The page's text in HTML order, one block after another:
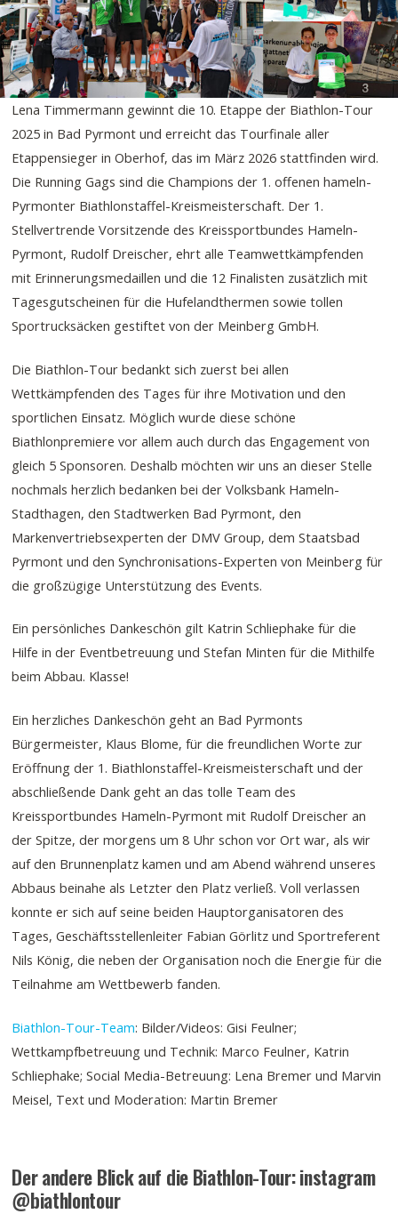
Lena Timmermann gewinnt die 10. Etappe der Biathlon-Tour
2025 in Bad Pyrmont und erreicht das Tourfinale aller
Etappensieger in Oberhof, das im März 2026 stattfinden wird.
Die Running Gags sind die Champions der 1. offenen hameln-
Pyrmonter Biathlonstaffel-Kreismeisterschaft. Der 1.
Stellvertrende Vorsitzende des Kreissportbundes Hameln-
Pyrmont, Rudolf Dreischer, ehrt alle Teamwettkämpfenden
mit Erinnerungsmedaillen und die 12 Finalisten zusätzlich mit
Tagesgutscheinen für die Hufelandthermen sowie tollen
Sportrucksäcken gestiftet von der Meinberg GmbH.
Die Biathlon-Tour bedankt sich zuerst bei allen
Wettkämpfenden des Tages für ihre Motivation und den
sportlichen Einsatz. Möglich wurde diese schöne
Biathlonpremiere vor allem auch durch das Engagement von
gleich 5 Sponsoren. Deshalb möchten wir uns an dieser Stelle
nochmals herzlich bedanken bei der Volksbank Hameln-
Stadthagen, den Stadtwerken Bad Pyrmont, den
Markenvertriebsexperten der DMV Group, dem Staatsbad
Pyrmont und den Synchronisations-Experten von Meinberg für
die großzügige Unterstützung des Events.
Ein persönliches Dankeschön gilt Katrin Schliephake für die
Hilfe in der Eventbetreuung und Stefan Minten für die Mithilfe
beim Abbau. Klasse!
Ein herzliches Dankeschön geht an Bad Pyrmonts
Bürgermeister, Klaus Blome, für die freundlichen Worte zur
Eröffnung der 1. Biathlonstaffel-Kreismeisterschaft und der
abschließende Dank geht an das tolle Team des
Kreissportbundes Hameln-Pyrmont mit Rudolf Dreischer an
der Spitze, der morgens um 8 Uhr schon vor Ort war, als wir
auf den Brunnenplatz kamen und am Abend während unseres
Abbaus beinahe als Letzter den Platz verließ. Voll verlassen
konnte er sich auf seine beiden Hauptorganisatoren des
Tages, Geschäftsstellenleiter Fabian Görlitz und Sportreferent
Nils König, die neben der Organisation noch die Energie für die
Teilnahme am Wettbewerb fanden.
Biathlon-Tour-Team: Bilder/Videos: Gisi Feulner;
Wettkampfbetreuung und Technik: Marco Feulner, Katrin
Schliephake; Social Media-Betreuung: Lena Bremer und Marvin
Meisel, Text und Moderation: Martin Bremer
Der andere Blick auf die Biathlon-Tour: instagram
@biathlontour